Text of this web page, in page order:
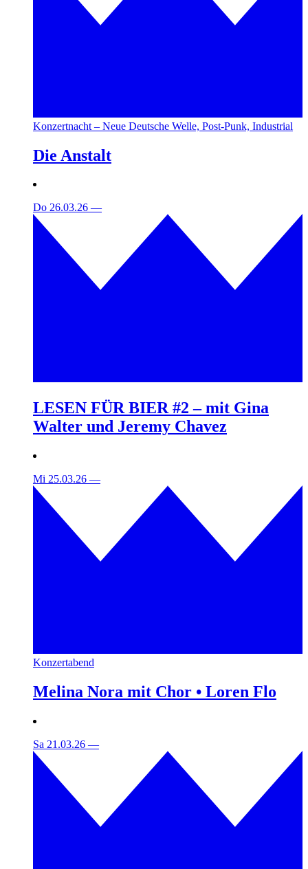
Konzertnacht – Neue Deutsche Welle, Post-Punk, Industrial
Die Anstalt
Do 26.03.26 —
LESEN FÜR BIER #2 – mit Gina
Walter und Jeremy Chavez
Mi 25.03.26 —
Konzertabend
Melina Nora mit Chor • Loren Flo
Sa 21.03.26 —